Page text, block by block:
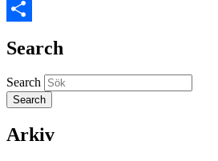
Pinterest
Search
Search
Arkiv